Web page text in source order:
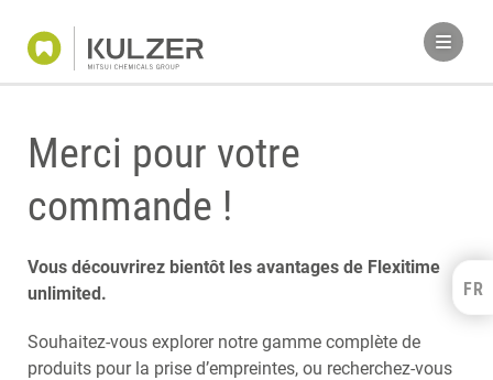
FR
NEDERLANDS
Merci pour votre
commande !
Vous découvrirez bientôt les avantages de Flexitime
unlimited.
Souhaitez-vous explorer notre gamme complète de
produits pour la prise d’empreintes, ou recherchez-vous